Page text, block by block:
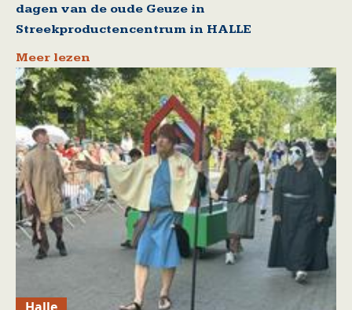
dagen van de oude Geuze in
Streekproductencentrum in HALLE
Meer lezen